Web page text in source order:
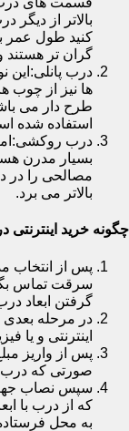
بالاتر از
کنید طول عمر
گران تر
درب پانلی:این
ها نیز از چوب
طرح دار می
استفاده شده
درب
بسیار مدرن
مصالحی را در
بالاتر می برد.
چگونه خرید
پس از انتخاب
سرقت تماس
گرفتن ابعاد
در مرحله
اینترنتی و یا
پس از واریز
صورتی که
سپس نصاب
که از درب با
به محل